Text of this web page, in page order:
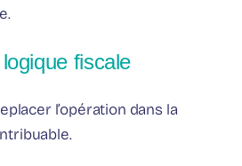
fiscale
l’opération dans la